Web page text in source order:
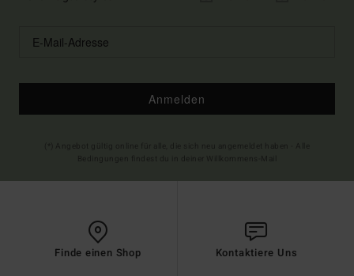
Anmelden
Finde einen Shop Kontaktiere Uns